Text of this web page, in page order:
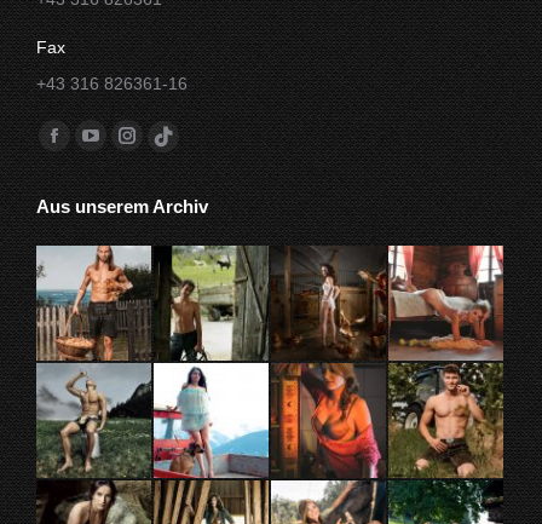
Fax
+43 316 826361-16
Finde uns auf:
Facebook
Seite
wird
in
einem
neuen
Fenster
geöffnet
YouTube
Seite
wird
in
einem
neuen
Fenster
geöffnet
Instagram
Seite
wird
in
einem
neuen
Fenster
geöffnet
TikTok
Seite
wird
in
einem
neuen
Fenster
geöffnet
Aus unserem Archiv